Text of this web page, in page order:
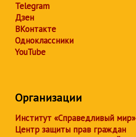
Telegram
Дзен
ВКонтакте
Одноклассники
YouTube
Организации
Институт «Справедливый мир»
Центр защиты прав граждан